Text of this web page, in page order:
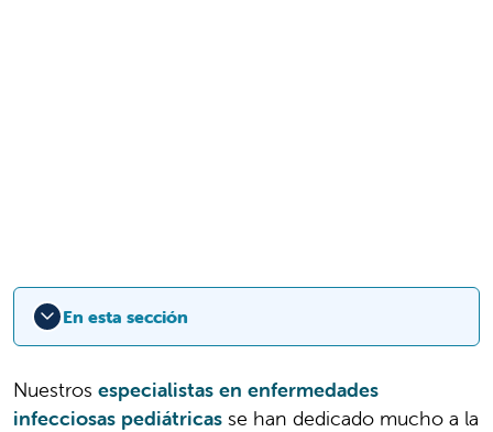
En esta sección
Nuestros especialistas en enfermedades
infecciosas pediátricas se han dedicado mucho a la